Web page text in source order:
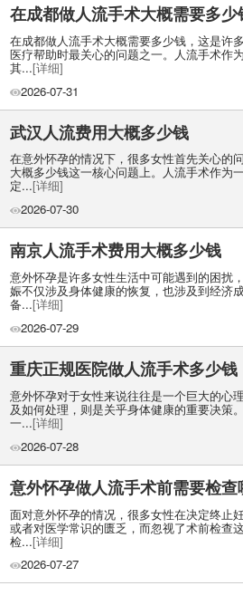
在成都做人流手术大概需要多少
在成都做人流手术大概需要多少钱，这是许
医疗帮助时最关心的问题之一。人流手术作
其...[详细]
2026-07-31
武汉人流费用大概多少钱
在意外怀孕的情况下，很多女性首先关心的
大概多少钱这一核心问题上。人流手术作为
定...[详细]
2026-07-30
南京人流手术费用大概多少钱
意外怀孕是许多女性生活中可能遇到的困扰
娠不仅涉及身体健康的恢复，也涉及到经济
备...[详细]
2026-07-29
重庆正规医院做人流手术多少钱
意外怀孕对于女性来说往往是一个巨大的心
及如何处理，则是关乎身体健康的重要决策
一...[详细]
2026-07-28
意外怀孕做人流手术前需要检查
面对意外怀孕的情况，很多女性在决定终止
或者对医学常识的匮乏，而忽视了术前检查
检...[详细]
2026-07-27